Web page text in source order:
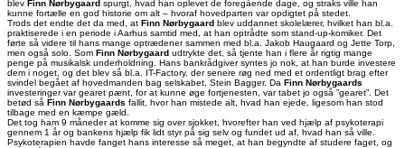
blev Finn Nørbygaard spurgt, hvad han oplevet de foregående dage, og straks ville han
kunne fortælle en god historie om alt – hvoraf hovedparten var opdigtet på stedet.
Trods det endte det da med, at Finn Nørbygaard blev uddannet skolelærer, hvilket han bl.a.
praktiserede i en periode i Aarhus samtid med, at han optrådte som stand-up-komiker. Det
førte så videre til hans mange optrædener sammen med bl.a. Jakob Haugaard og Jette Torp,
men også solo. Som Finn Nørbygaard udtrykte det, så tjente han i flere år rigtig mange
penge på musikalsk underholdning. Hans bankrådgiver syntes jo nok, at han burde investere
dem i noget, og det blev så bl.a. IT-Factory, der senere røg ned med et ordentligt brag efter
svindel begået af hovedmanden bag selskabet, Stein Bagger. Da Finn Nørbygaards
investeringer var gearet pænt, for at kunne øge fortjenesten, var tabet jo også ”gearet”. Det
betød så Finn Nørbygaards fallit, hvor han mistede alt, hvad han ejede, ligesom han stod
tilbage med en kæmpe gæld.
Det tog ham 9 måneder at komme sig over sjokket, hvorefter han ved hjælp af psykoterapi
gennem 1 år og bankens hjælp fik lidt styr på sig selv og fundet ud af, hvad han så ville.
Psykoterapien havde fanget hans interesse så meget, at han begyndte af studere faget, og